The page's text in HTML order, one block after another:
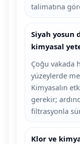
talimatına
Siyah yosun
kimyasal
Çoğu vakada
yüzeylerde
Kimyasalın
gerekir;
filtrasyonla
Klor ve